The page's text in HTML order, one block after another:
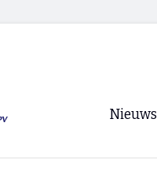
Nieuws